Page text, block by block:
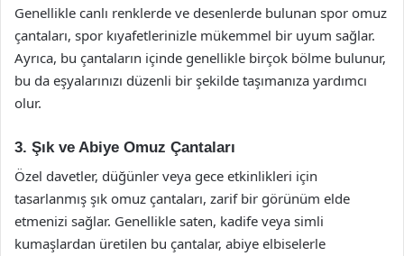
Genellikle canlı renklerde ve desenlerde bulunan spor omuz
çantaları, spor kıyafetlerinizle mükemmel bir uyum sağlar.
Ayrıca, bu çantaların içinde genellikle birçok bölme bulunur,
bu da eşyalarınızı düzenli bir şekilde taşımanıza yardımcı
olur.
3. Şık ve Abiye Omuz Çantaları
Özel davetler, düğünler veya gece etkinlikleri için
tasarlanmış şık omuz çantaları, zarif bir görünüm elde
etmenizi sağlar. Genellikle saten, kadife veya simli
kumaşlardan üretilen bu çantalar, abiye elbiselerle